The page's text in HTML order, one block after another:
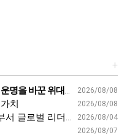
+
2026/08/08
한 과학 시리즈 2부(feat.박문호 박사)
2026/08/08
치
2026/08/04
체험 - 전남인터넷신문
2026/08/07